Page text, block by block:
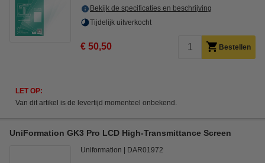
Bekijk de specificaties en beschrijving
Tijdelijk uitverkocht
€ 50,50 Bestellen
LET OP:
Van dit artikel is de levertijd momenteel onbekend.
UniFormation GK3 Pro LCD High-Transmittance Screen
Uniformation DAR01972